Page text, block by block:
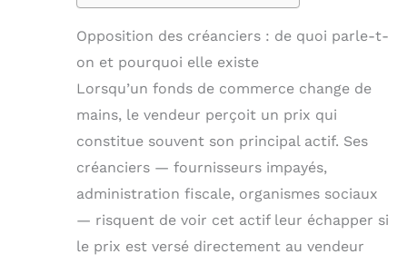
Opposition des créanciers : de quoi parle-t-
on et pourquoi elle existe
Lorsqu’un fonds de commerce change de
mains, le vendeur perçoit un prix qui
constitue souvent son principal actif. Ses
créanciers — fournisseurs impayés,
administration fiscale, organismes sociaux
— risquent de voir cet actif leur échapper si
le prix est versé directement au vendeur